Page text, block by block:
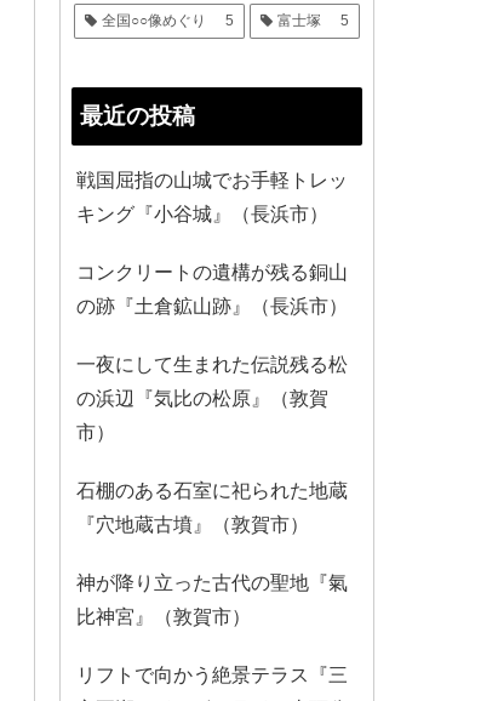
全国○○像めぐり 5 富士塚 5
最近の投稿
戦国屈指の山城でお手軽トレッ
キング『小谷城』（長浜市）
コンクリートの遺構が残る銅山
の跡『土倉鉱山跡』（長浜市）
一夜にして生まれた伝説残る松
の浜辺『気比の松原』（敦賀
市）
石棚のある石室に祀られた地蔵
『穴地蔵古墳』（敦賀市）
神が降り立った古代の聖地『氣
比神宮』（敦賀市）
リフトで向かう絶景テラス『三